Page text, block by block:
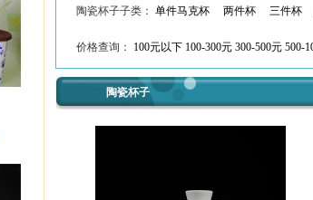
陶瓷杯子子类： 单件马克杯 两件杯 三件杯
价格查询： 100元以下 100-300元 300-500元 500-
陶瓷杯子